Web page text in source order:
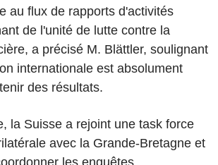
au flux de rapports d'activités
de l'unité de lutte contre la
a précisé M. Blättler, soulignant
internationale est absolument
des résultats.
la Suisse a rejoint une task force
avec la Grande-Bretagne et
les enquêtes